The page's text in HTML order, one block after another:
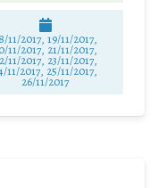
11/2017, 19/11/2017,
11/2017, 21/11/2017,
11/2017, 23/11/2017,
11/2017, 25/11/2017,
26/11/2017